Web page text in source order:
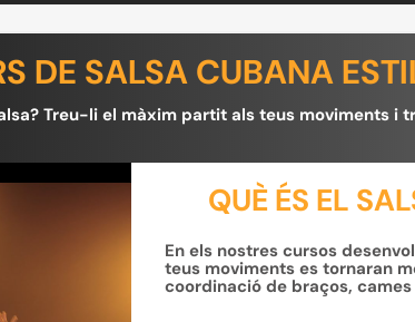
DE SALSA CUBANA
Treu-li el màxim partit als teus moviments i
QUÈ ÉS EL
En els nostres cursos
teus moviments es tornaran
coordinació de braços,